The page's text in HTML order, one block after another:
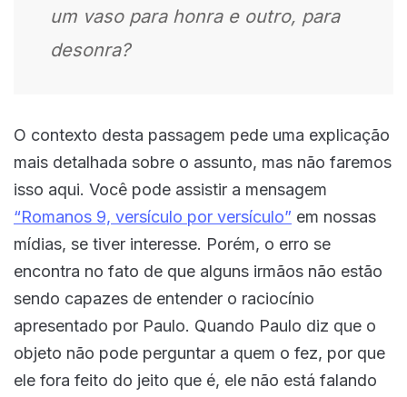
um vaso para honra e outro, para
desonra?
O contexto desta passagem pede uma explicação
mais detalhada sobre o assunto, mas não faremos
isso aqui. Você pode assistir a mensagem
“Romanos 9, versículo por versículo” em nossas
mídias, se tiver interesse. Porém, o erro se
encontra no fato de que alguns irmãos não estão
sendo capazes de entender o raciocínio
apresentado por Paulo. Quando Paulo diz que o
objeto não pode perguntar a quem o fez, por que
ele fora feito do jeito que é, ele não está falando